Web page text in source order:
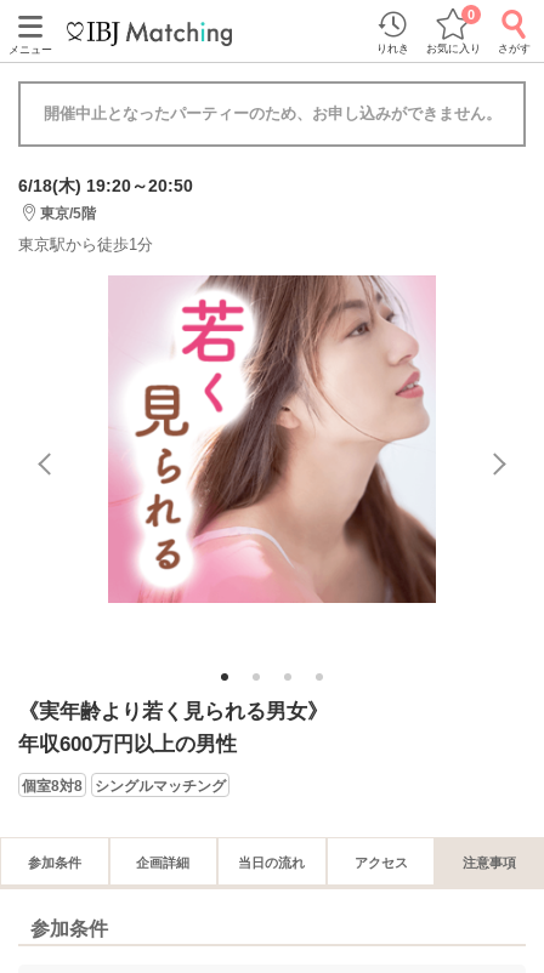
メニュー りれき お気に入り
0
さがす
開催中止となったパーティーのため、お申し込みができません。
6/18(木) 19:20～20:50
東京/5階
東京駅から徒歩1分
1 2 3 4
《実年齢より若く見られる男女》
年収600万円以上の男性
個室8対8 シングルマッチング
参加条件 企画詳細 当日の流れ アクセス 注意事項
参加条件